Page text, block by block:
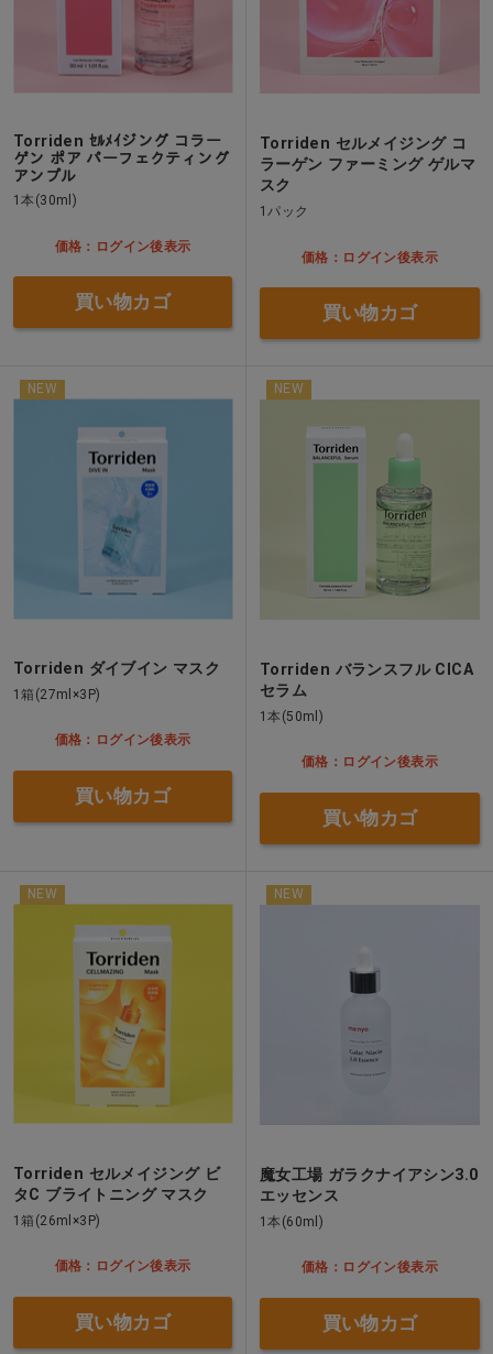
Torriden ｾﾙﾒｲジング コラー
ゲン ポア パーフェクティング
アンプル
1本(30ml)
価格：ログイン後表示
買い物カゴ
Torriden セルメイジング コ
ラーゲン ファーミング ゲルマ
スク
1パック
価格：ログイン後表示
買い物カゴ
NEW
Torriden ダイブイン マスク
1箱(27ml×3P)
価格：ログイン後表示
買い物カゴ
NEW
Torriden バランスフル CICA
セラム
1本(50ml)
価格：ログイン後表示
買い物カゴ
NEW
Torriden セルメイジング ビ
タC ブライトニング マスク
1箱(26ml×3P)
価格：ログイン後表示
買い物カゴ
NEW
魔女工場 ガラクナイアシン3.0
エッセンス
1本(60ml)
価格：ログイン後表示
買い物カゴ